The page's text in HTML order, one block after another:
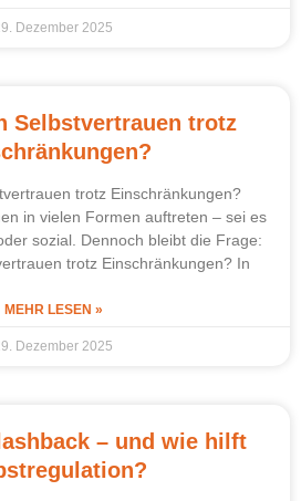
Dezember 2025
Selbstvertrauen trotz
trotz Einschränkungen?
in vielen Formen auftreten – sei es
sozial. Dennoch bleibt die Frage:
trotz Einschränkungen? In
MEHR LESEN »
Dezember 2025
– und wie hilft